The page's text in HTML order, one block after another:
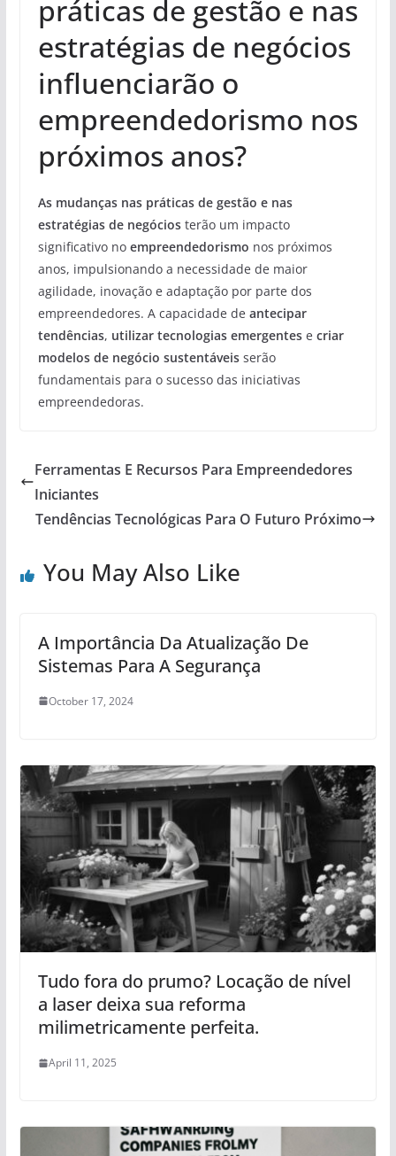
práticas de gestão e nas
estratégias de negócios
influenciarão o
empreendedorismo nos
próximos anos?
As mudanças nas práticas de gestão e nas
estratégias de negóciosterão um impacto
significativo no empreendedorismo nos próximos
anos, impulsionando a necessidade de maior
agilidade, inovação e adaptação por parte dos
empreendedores. A capacidade de antecipar
tendências, utilizar tecnologias emergentese criar
modelos de negócio sustentáveisserão
fundamentais para o sucesso das iniciativas
empreendedoras.
Ferramentas E Recursos Para Empreendedores
Iniciantes
Tendências Tecnológicas Para O Futuro Próximo
You May Also Like
A Importância Da Atualização De
Sistemas Para A Segurança
October 17, 2024
Tudo fora do prumo? Locação de nível
a laser deixa sua reforma
milimetricamente perfeita.
April 11, 2025